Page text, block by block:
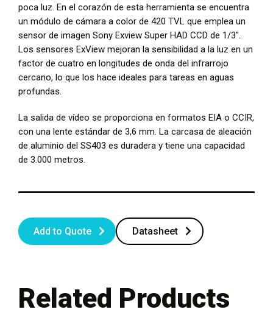
poca luz. En el corazón de esta herramienta se encuentra
un módulo de cámara a color de 420 TVL que emplea un
sensor de imagen Sony Exview Super HAD CCD de 1/3″.
Los sensores ExView mejoran la sensibilidad a la luz en un
factor de cuatro en longitudes de onda del infrarrojo
cercano, lo que los hace ideales para tareas en aguas
profundas.
La salida de vídeo se proporciona en formatos EIA o CCIR,
con una lente estándar de 3,6 mm. La carcasa de aleación
de aluminio del SS403 es duradera y tiene una capacidad
de 3.000 metros.
Add to Quote Datasheet
Related Products